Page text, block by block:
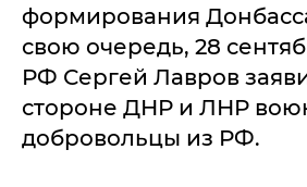
формирования
свою очередь, 28
РФ Сергей Лавров
стороне ДНР и ЛНР
добровольцы из РФ.